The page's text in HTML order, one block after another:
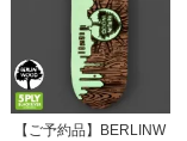
【ご予約品】BERLINW